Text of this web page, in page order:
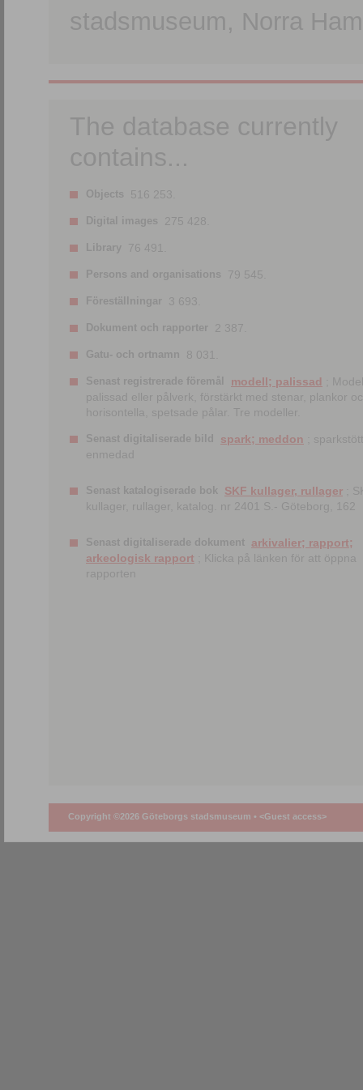
stadsmuseum, Norra
The database currently
contains...
Objects 516 253.
Digital images 275 428.
Library 76 491.
Persons and organisations 79 545.
Föreställningar 3 693.
Dokument och rapporter 2 387.
Gatu- och ortnamn 8 031.
Senast registrerade föremål modell; palissad
;
palissad eller pålverk, förstärkt med stenar, plankor
horisontella, spetsade pålar. Tre modeller.
Senast digitaliserade bild spark; meddon ;
enmedad
Senast katalogiserade bok SKF kullager, rullager ;
kullager, rullager, katalog. nr 2401 S.- Göteborg, 162
Senast digitaliserade dokument arkivalier; rapport;
arkeologisk rapport ; Klicka på länken för att öppna
rapporten
Copyright ©2026 Göteborgs stadsmuseum • <Guest access>